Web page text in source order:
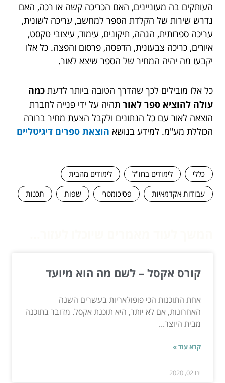
העותקים בה מעוניינים, האם הכריכה קשה או רכה, האם
נדרש שירות של הקלדת הספר למחשב, עריכה לשונית,
עריכה ספרותית, הגהה, תיקונים, עימוד, עיצובי טקסט,
איורים, כריכה צבעונית, הדפסה, פרסום והפצה. כל אלו
יקבעו מה יהיה המחיר של הספר שיצא לאור.
כל אלו מובילים לכך שהדרך הטובה ביותר לדעת כמה
עולה להוציא ספר לאור תהיה על ידי פנייה לחברת
הוצאה לאור עם כל הנתונים ולקבל הצעת מחיר ברורה
הכוללת מע"מ. למידע בנושא הוצאת ספרים דיגיטליים
כללי לימודים בחו"ל
לימודים מהבית
עבודות אקדמאיות
פסיכומטרי שפות תכנות
קורס אקסל – לשם מה הוא מיועד
אחת התוכנות הכי פופולאריות בעשרים השנה
האחרונות, אם לא יותר, היא תוכנת אקסל. מדובר בתוכנה
מבית היוצר...
קרא עוד »
ינו 02, 2020